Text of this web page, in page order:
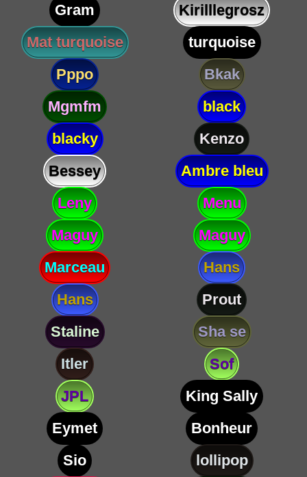
Gram
Kirilllegrosz
Mat turquoise
turquoise
Pppo
Bkak
Mgmfm
black
blacky
Kenzo
Bessey
Ambre bleu
Leny
Menu
Maguy
Maguy
Marceau
Hans
Hans
Prout
Staline
Sha se
Itler
Sof
JPL
King Sally
Eymet
Bonheur
Sio
lollipop